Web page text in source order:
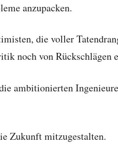
anzupacken.
die voller
noch von Rückschlägen
ambitionierten
Zukunft mitzugestalten.